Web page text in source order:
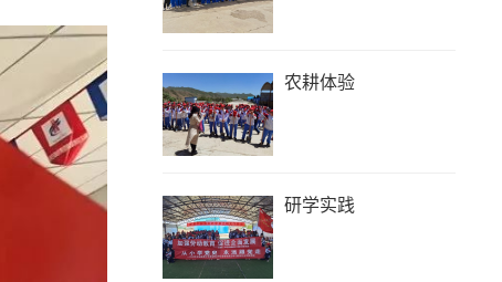
农耕体验
研学实践